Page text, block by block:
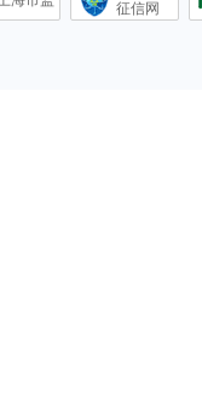
征信网